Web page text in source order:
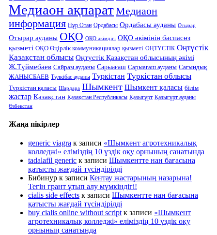
Медиаон ақпаратМедиаон
информация Нұр Отан Ордабасы Ордабасы ауданы Отырар
Отырар ауданы ОҚО ОҚО әкімдігі ОҚО әкімінің баспасөз
қызметі ОҚО Өңірлік коммуникациялар қызметі ОҢТҮСТІК Оңтүстік
Қазақстан облысы Оңтүстік Қазақстан облысының әкімі
Ж.Түймебаев Сайрам ауданы Сарыағаш Сарыағаш ауданы Сағындық
ЖАНЫСБАЕВ Түлкібас ауданы Түркістан Түркістан облысы
Түркістан қаласы Шардара Шымкент Шымкент қаласы білім
жастар Қазақстан Қазақстан Республикасы Қазығұрт Қазығұрт ауданы
Өзбекстан
Жаңа пікірлер
generic viagra к записи «Шымкент агротехникалық
колледжі» еліміздің 10 үздік оқу орнының санатында
tadalafil generic к записи Шымкентте нан бағасына
қатысты жағдай түсіндірілді
Бибинур к записи Кентау жастарының назарына!
Тегін грант ұтып алу мүмкіндігі!
cialis side effects к записи Шымкентте нан бағасына
қатысты жағдай түсіндірілді
buy cialis online without script к записи «Шымкент
агротехникалық колледжі» еліміздің 10 үздік оқу
орнының санатында